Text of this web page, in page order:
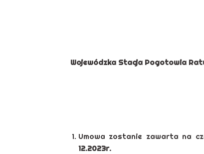
Wojewódzka Stacja Pogotowia
Umowa zostanie zawarta na
12.2023r.